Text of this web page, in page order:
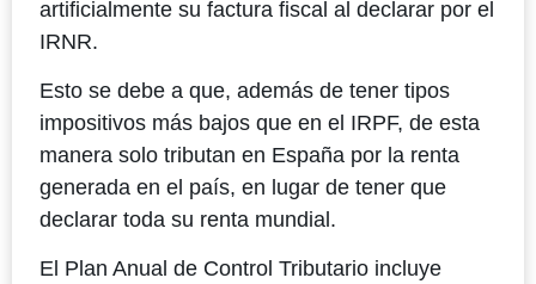
artificialmente su factura fiscal al declarar por el
IRNR.
Esto se debe a que, además de tener tipos
impositivos más bajos que en el IRPF, de esta
manera solo tributan en España por la renta
generada en el país, en lugar de tener que
declarar toda su renta mundial.
El Plan Anual de Control Tributario incluye